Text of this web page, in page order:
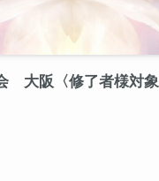
大阪〈修了者様対象